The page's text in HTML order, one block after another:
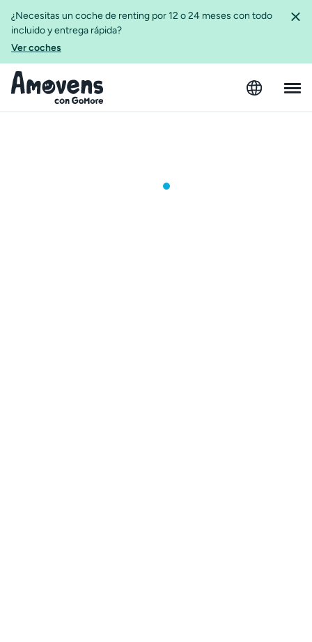
¿Necesitas un coche de renting por 12 o 24 meses con todo
incluido y entrega rápida?
Ver coches